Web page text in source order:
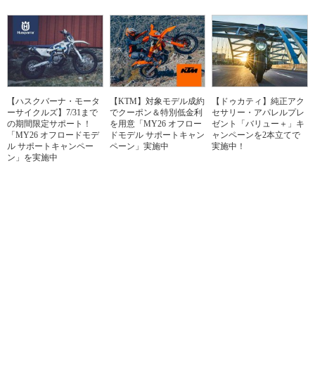
【ハスクバーナ・モータ
ーサイクルズ】7/31まで
の期間限定サポート！
「MY26 オフロードモデ
ル サポートキャンペー
ン」を実施中
【KTM】対象モデル成約
でクーポン＆特別低金利
を用意「MY26 オフロー
ドモデル サポートキャン
ペーン」実施中
【ドゥカティ】純正アク
セサリー・アパレルプレ
ゼント「バリュー＋」キ
ャンペーンを2本立てで
実施中！